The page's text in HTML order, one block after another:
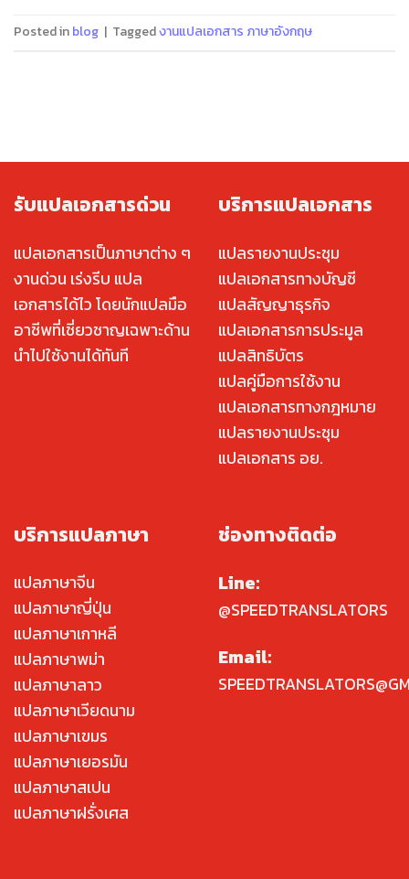
Posted inblog | Taggedงานแปลเอกสาร ภาษาอังกฤษ
รับแปลเอกสารด่วน
แปลเอกสารเป็นภาษาต่าง ๆ
งานด่วน เร่งรีบ แปล
เอกสารได้ไว โดยนักแปลมือ
อาชีพที่เชี่ยวชาญเฉพาะด้าน
นำไปใช้งานได้ทันที
บริการแปลเอกสาร
แปลรายงานประชุม
แปลเอกสารทางบัญชี
แปลสัญญาธุรกิจ
แปลเอกสารการประมูล
แปลสิทธิบัตร
แปลคู่มือการใช้งาน
แปลเอกสารทางกฎหมาย
แปลรายงานประชุม
แปลเอกสาร อย.
บริการแปลภาษา
แปลภาษาจีน
แปลภาษาญี่ปุ่น
แปลภาษาเกาหลี
แปลภาษาพม่า
แปลภาษาลาว
แปลภาษาเวียดนาม
แปลภาษาเขมร
แปลภาษาเยอรมัน
แปลภาษาสเปน
แปลภาษาฝรั่งเศส
ช่องทางติดต่อ
Line:
@SPEEDTRANSLATORS
Email: